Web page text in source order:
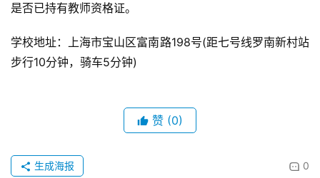
是否已持有教师资格证。
学校地址：上海市宝山区富南路198号(距七号线罗南新村站
步行10分钟，骑车5分钟)
赞 (0)
0
生成海报